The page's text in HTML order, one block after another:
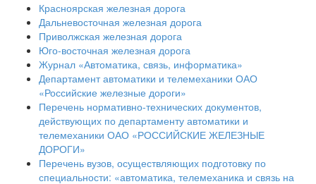
Красноярская железная дорога
Дальневосточная железная дорога
Приволжская железная дорога
Юго-восточная железная дорога
Журнал «Автоматика, связь, информатика»
Департамент автоматики и телемеханики ОАО
«Российские железные дороги»
Перечень нормативно-технических документов,
действующих по департаменту автоматики и
телемеханики ОАО «РОССИЙСКИЕ ЖЕЛЕЗНЫЕ
ДОРОГИ»
Перечень вузов, осуществляющих подготовку по
специальности: «автоматика, телемеханика и связь на